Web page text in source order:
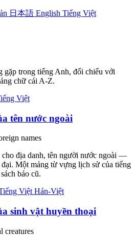
日本語 English Tiếng Việt
gặp trong tiếng Anh, đối chiếu với
chữ cái A-Z.
Việt
tên nước ngoài
names
cho địa danh, tên người nước ngoài —
Một mảng từ vựng lịch sử của tiếng
báo cũ.
Việt Hán-Việt
sinh vật huyền thoại
creatures